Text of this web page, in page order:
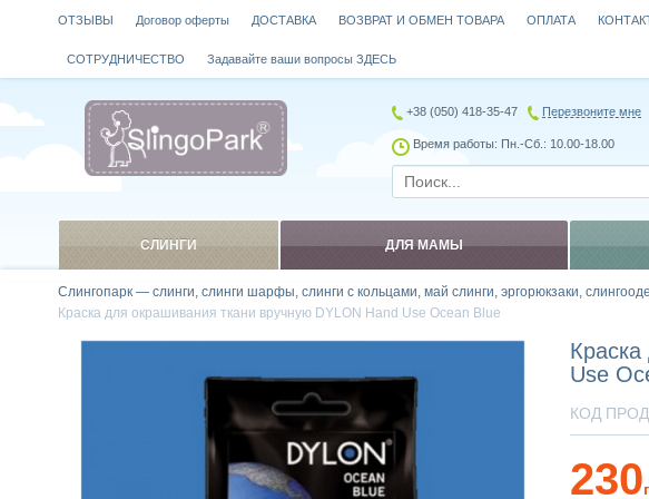
Слингопарк — слинги, слинги шарфы, слинги с кольцами, май слинги, эргорюкзаки,
Краска для окрашивания ткани вручную DYLON Hand Use Oсean Blue
Use
КОД
230
ОТЗЫВЫ Договор оферты ДОСТАВКА ВОЗВРАТ И ОБМЕН ТОВАРА ОПЛАТА
СОТРУДНИЧЕСТВО Задавайте ваши вопросы ЗДЕСЬ
+38 (050) 418-35-47 Перезвоните мне
Время работы: Пн.-Сб.: 10.00-18.00
СЛИНГИ ДЛЯ МАМЫ